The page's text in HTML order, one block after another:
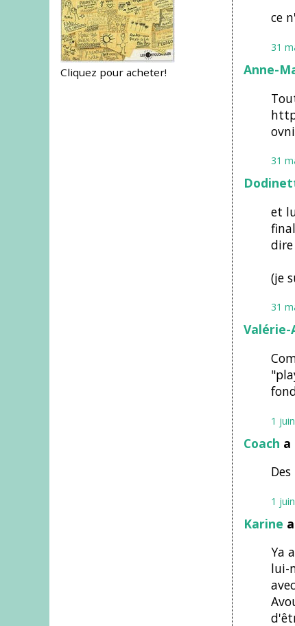
Cliquez pour acheter!
ce
31
Anne-
31
et
dire
(je
31
Valérie-
1
Coach
1
Karine
Ya
lui-